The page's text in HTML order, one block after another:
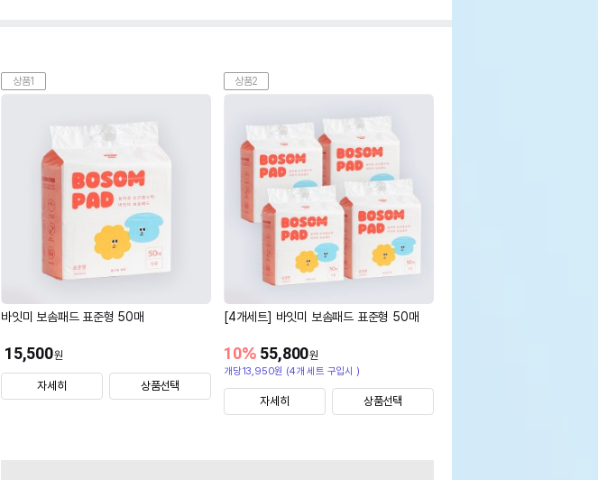
상품1
바잇미 보솜패드 표준형 50매
15,500원
자세히 상품선택
상품2
[4개세트] 바잇미 보솜패드 표준형 50매
55,800원
10%
개당13,950원 (4개 세트 구입시 )
자세히 상품선택